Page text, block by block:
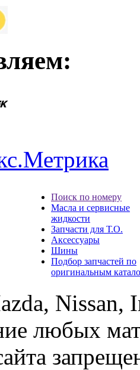
Поиск по номеру
Масла и сервисные
жидкости
Запчасти для Т.О.
Аксессуары
Шины
Подбор запчастей по
оригинальным
любых